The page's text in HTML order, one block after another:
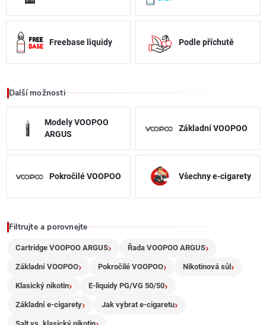
í
p
r
v
y
ý
i
u
Freebase liquidy Podle příchutě
Další možnosti
Modely VOOPOO
ARGUS
Základní VOOPOO
Pokročilé VOOPOO Všechny e-cigarety
Filtrujte a porovnejte
Cartridge VOOPOO ARGUS Řada VOOPOO ARGUS
Základní VOOPOO Pokročilé VOOPOO Nikotinová sůl
Klasický nikotin E-liquidy PG/VG 50/50
Základní e-cigarety Jak vybrat e-cigaretu